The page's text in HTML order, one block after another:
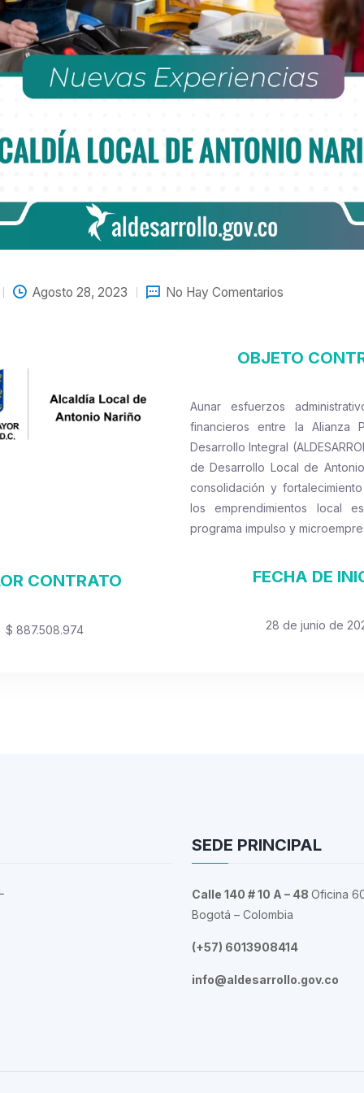
Agosto 28, 2023 No Hay Comentarios
OBJETO
Aunar esfuerzos
financieros entre la Alianza
Desarrollo Integral
de Desarrollo Local de
consolidación y
los emprendimientos local
programa impulso y
CONTRATO
$ 887.508.974
FECHA DE
28 de junio de
SEDE PRINCIPAL
Calle 140 # 10 A – 48 Oficina
Bogotá – Colombia
(+57) 6013908414
info@aldesarrollo.gov.co